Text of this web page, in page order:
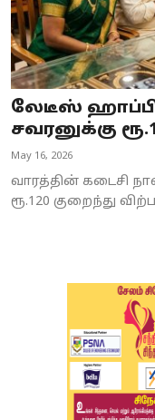
லேடீஸ்
சவரனுக்கு
May 16, 2026
வாரத்தின் கடைசி
ரூ.120 குறைந்து